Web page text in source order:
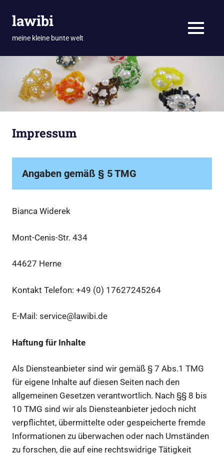
Inhaltlawibi
meine kleine bunte welt MENÜ
Impressum
Angaben gemäß § 5 TMG
Bianca Widerek
Mont-Cenis-Str. 434
44627 Herne
Kontakt Telefon: +49 (0) 17627245264
E-Mail: service@lawibi.de
Haftung für Inhalte
Als Diensteanbieter sind wir gemäß § 7 Abs.1 TMG
für eigene Inhalte auf diesen Seiten nach den
allgemeinen Gesetzen verantwortlich. Nach §§ 8 bis
10 TMG sind wir als Diensteanbieter jedoch nicht
verpflichtet, übermittelte oder gespeicherte fremde
Informationen zu überwachen oder nach Umständen
zu forschen, die auf eine rechtswidrige Tätigkeit